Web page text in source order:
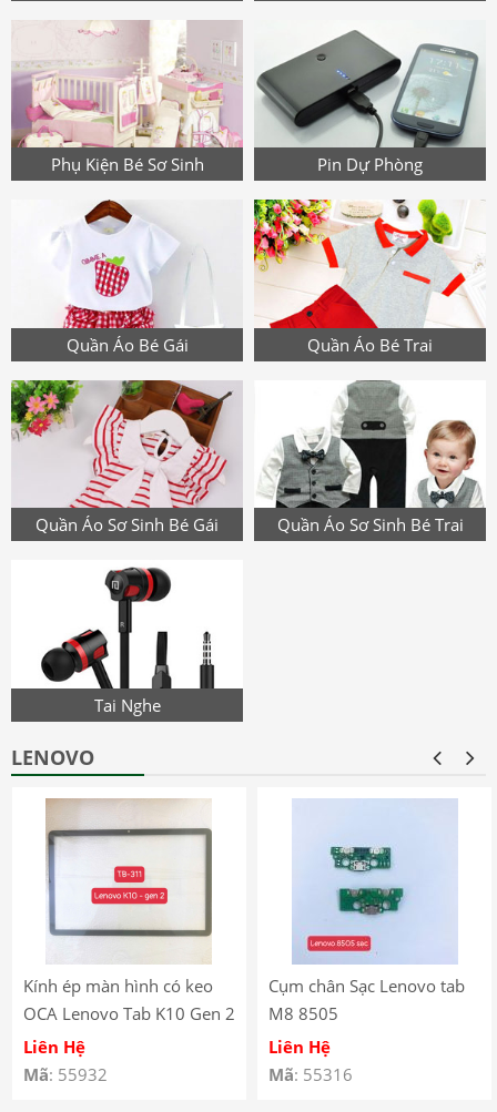
Phụ Kiện Bé Sơ Sinh Pin Dự Phòng
Quần Áo Bé Gái Quần Áo Bé Trai
Quần Áo Sơ Sinh Bé Gái Quần Áo Sơ Sinh Bé Trai
Tai Nghe
LENOVO
Kính ép màn hình có keo
OCA Lenovo Tab K10 Gen 2
(2025) – TB-311
Liên Hệ
Mã: 55932
Cụm chân Sạc Lenovo tab
M8 8505
Liên Hệ
Mã: 55316